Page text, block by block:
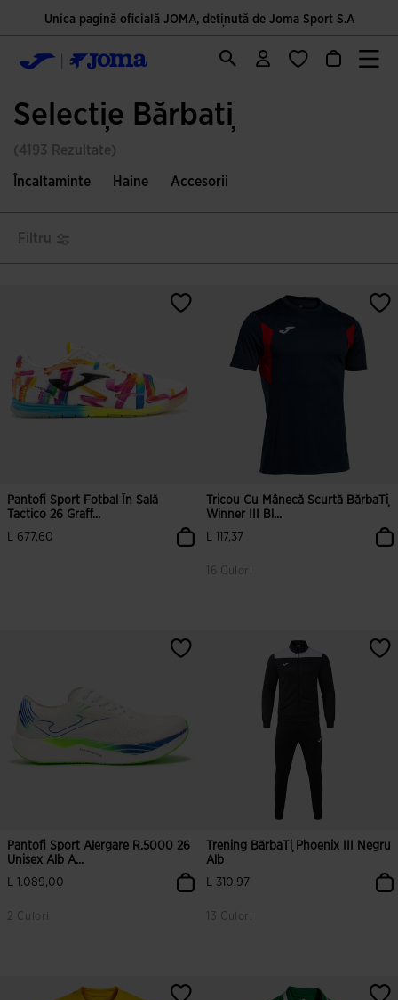
Unica pagină oficială JOMA, deținută de Joma Sport S.A
Selecție Bărbați
(4193 Rezultate)
Încaltaminte Haine Accesorii
Filtru
Pantofi Sport Fotbal În Sală
Tactico 26 Graff...
L 677,60
3,4 din 5 evaluări ale clienților
Tricou Cu Mânecă Scurtă BărbaȚi
Winner III Bl...
L 117,37
16 Culori
5 din 5 evaluări ale clienților
Pantofi Sport Alergare R.5000 26
Unisex Alb A...
L 1.089,00
2 Culori
4,9 din 5 evaluări ale clienților
Trening BărbaȚi Phoenix III Negru
Alb
L 310,97
13 Culori
3,3 din 5 evaluări ale clienților